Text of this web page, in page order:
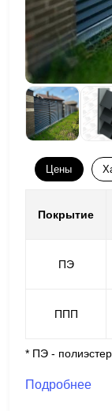
Цены
Покрытие
ПЭ
ППП
* ПЭ -
Подробнее